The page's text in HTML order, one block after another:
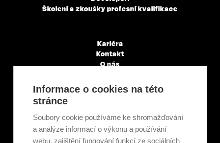
Školení a zkoušky profesní kvalifikace
Kariéra
Kontakt
O nás
Články a novinky
GDPR & Cookies
Ekologická recyklace
Projekty EU
Intranet - Přihlášení
Informace o cookies na této
stránce
Soubory cookie používáme ke shromažďování
a analýze informací o výkonu a používání
webu, zajištění fungování funkcí ze sociálních